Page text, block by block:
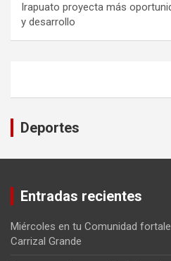
Irapuato proyecta más
y desarrollo
Deportes
Entradas recientes
Miércoles en tu Comunidad
Carrizal Grande